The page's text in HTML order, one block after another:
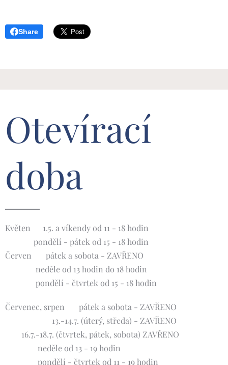
Share
Otevírací
doba
Květen 🌸1.5. a víkendy od 11 - 18 hodin
pondělí - pátek od 15 - 18 hodin
Červen 🌺 pátek a sobota - ZAVŘENO
neděle od 13 hodin do 18 hodin
pondělí - čtvrtek od 15 - 18 hodin
Červenec, srpen 🌞 pátek a sobota - ZAVŘENO
13.-14.7. (úterý, středa) - ZAVŘENO
16.7.-18.7. (čtvrtek, pátek, sobota) ZAVŘENO
neděle od 13 - 19 hodin
pondělí - čtvrtek od 11 - 19 hodin